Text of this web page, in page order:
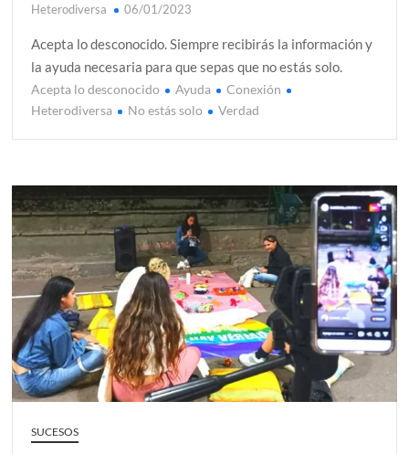
Heterodiversa 06/01/2023
Acepta lo desconocido. Siempre recibirás la información y
la ayuda necesaria para que sepas que no estás solo.
Acepta lo desconocido Ayuda
Conexión
Heterodiversa
No estás solo Verdad
SUCESOS